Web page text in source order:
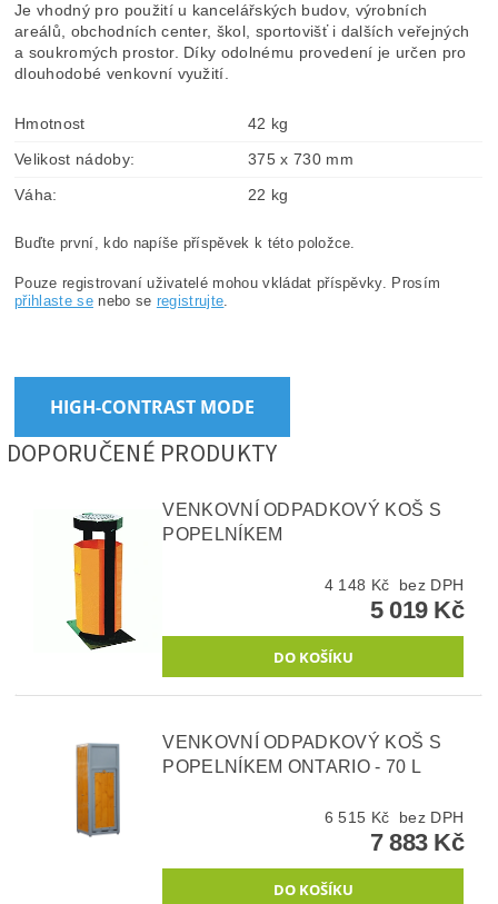
Je vhodný pro použití u kancelářských budov, výrobních
areálů, obchodních center, škol, sportovišť i dalších veřejných
a soukromých prostor. Díky odolnému provedení je určen pro
dlouhodobé venkovní využití.
Hmotnost
42 kg
Velikost nádoby:
375 x 730 mm
Váha:
22 kg
Buďte první, kdo napíše příspěvek k této položce.
Pouze registrovaní uživatelé mohou vkládat příspěvky. Prosím
přihlaste senebo se registrujte.
HIGH-CONTRAST MODE
DOPORUČENÉ PRODUKTY
VENKOVNÍ ODPADKOVÝ KOŠ S
POPELNÍKEM
4 148 Kč bez DPH
5 019 Kč
VENKOVNÍ ODPADKOVÝ KOŠ S
POPELNÍKEM ONTARIO - 70 L
6 515 Kč bez DPH
7 883 Kč